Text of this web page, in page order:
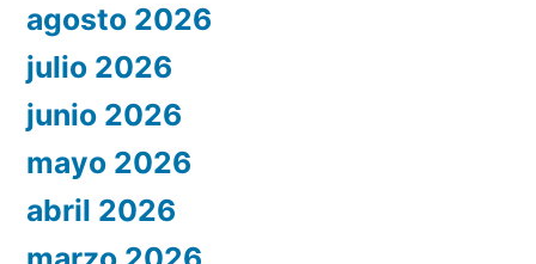
agosto 2026
julio 2026
junio 2026
mayo 2026
abril 2026